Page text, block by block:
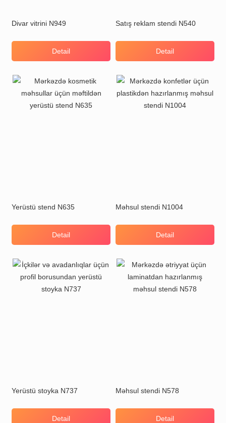
Divar vitrini N949
Detail
Satış reklam stendi N540
Detail
Yerüstü stend N635
Detail
Məhsul stendi N1004
Detail
Yerüstü stoyka N737
Detail
Məhsul stendi N578
Detail